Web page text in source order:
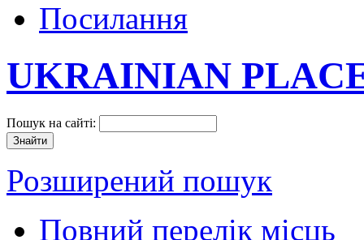
Посилання
UKRAINIAN
Пошук на сайті:
Розширений пошук
Повний перелік місць